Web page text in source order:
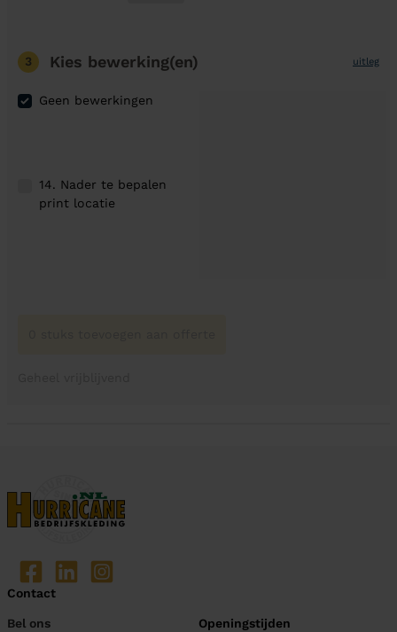
3 Kies bewerking(en) uitleg
Geen bewerkingen
14. Nader te bepalen
print locatie
Contact
Bel ons
Openingstijden